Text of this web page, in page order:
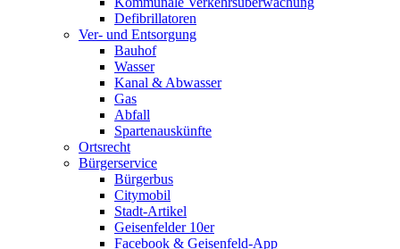
Defibrillatoren
Ver- und Entsorgung
Bauhof
Wasser
Kanal & Abwasser
Gas
Abfall
Spartenauskünfte
Ortsrecht
Bürgerservice
Bürgerbus
Citymobil
Stadt-Artikel
Geisenfelder 10er
Facebook & Geisenfeld-App